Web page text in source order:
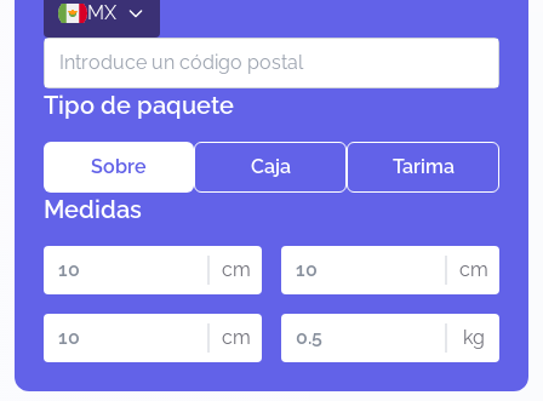
MX
Tipo de paquete
Sobre Caja Tarima
Medidas
cm cm
cm kg